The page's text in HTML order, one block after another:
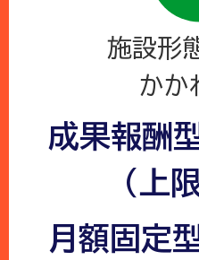
施設形
かか
成果報酬
（上
月額固定